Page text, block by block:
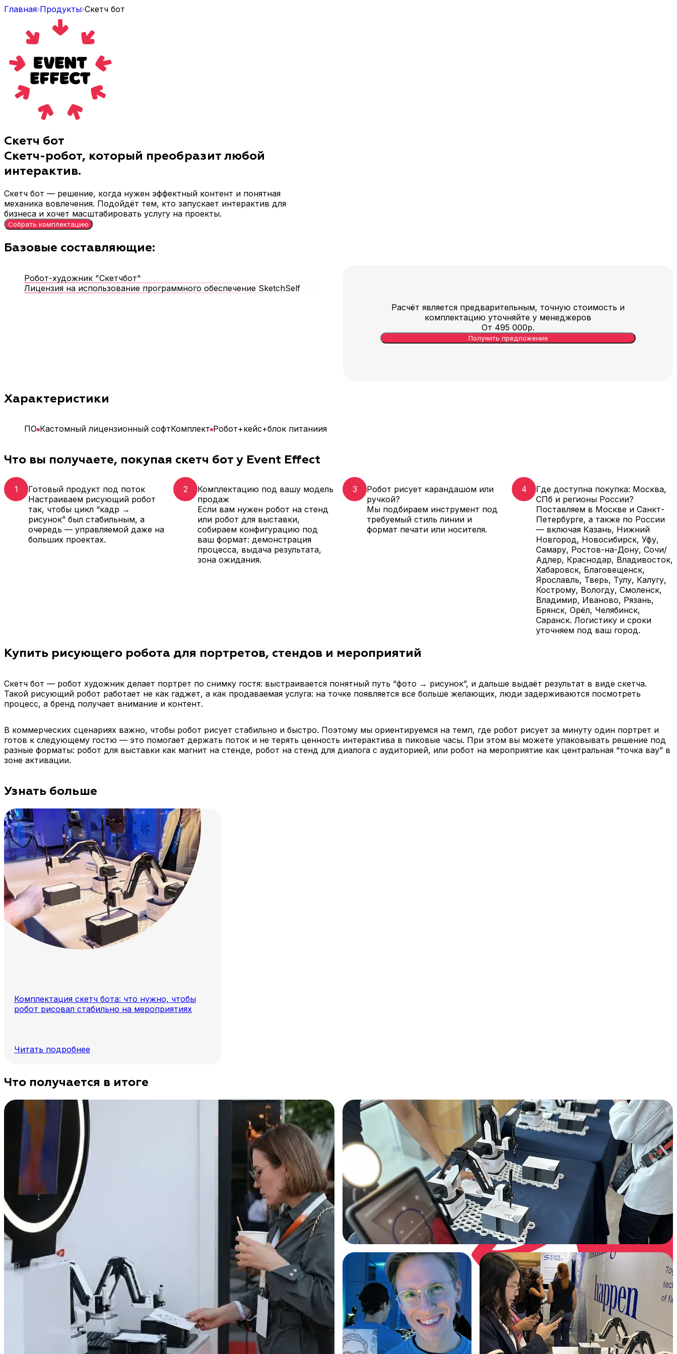
Главная Продукты Скетч бот
Скетч бот
Скетч-робот, который преобразит любой
интерактив.
Скетч бот — решение, когда нужен эффектный контент и понятная
механика вовлечения. Подойдёт тем, кто запускает интерактив для
бизнеса и хочет масштабировать услугу на проекты.
Собрать комплектацию
Базовые составляющие:
Робот-художник "Скетчбот"
Лицензия на использование программного обеспечение SketchSelf
Расчёт является предварительным, точную стоимость и
комплектацию уточняйте у менеджеров
От 495 000р.
Получить предложение
Характеристики
ПО Кастомный лицензионный софтКомплект Робот+кейс+блок питаниия
Что вы получаете, покупая скетч бот у Event Effect
1
Готовый продукт под поток
Настраиваем рисующий робот
так, чтобы цикл “кадр →
рисунок” был стабильным, а
очередь — управляемой даже на
больших проектах.
2
Комплектацию под вашу модель
продаж
Если вам нужен робот на стенд
или робот для выставки,
собираем конфигурацию под
ваш формат: демонстрация
процесса, выдача результата,
зона ожидания.
3
Робот рисует карандашом или
ручкой?
Мы подбираем инструмент под
требуемый стиль линии и
формат печати или носителя.
4
Где доступна покупка: Москва,
СПб и регионы России?
Поставляем в Москве и Санкт-
Петербурге, а также по России
— включая Казань, Нижний
Новгород, Новосибирск, Уфу,
Самару, Ростов-на-Дону, Сочи/
Адлер, Краснодар, Владивосток,
Хабаровск, Благовещенск,
Ярославль, Тверь, Тулу, Калугу,
Кострому, Вологду, Смоленск,
Владимир, Иваново, Рязань,
Брянск, Орёл, Челябинск,
Саранск. Логистику и сроки
уточняем под ваш город.
Купить рисующего робота для портретов, стендов и мероприятий
Скетч бот — робот художник делает портрет по снимку гостя: выстраивается понятный путь “фото → рисунок”, и дальше выдаёт результат в виде скетча.
Такой рисующий робот работает не как гаджет, а как продаваемая услуга: на точке появляется все больше желающих, люди задерживаются посмотреть
процесс, а бренд получает внимание и контент.
В коммерческих сценариях важно, чтобы робот рисует стабильно и быстро. Поэтому мы ориентируемся на темп, где робот рисует за минуту один портрет и
готов к следующему гостю — это помогает держать поток и не терять ценность интерактива в пиковые часы. При этом вы можете упаковывать решение под
разные форматы: робот для выставки как магнит на стенде, робот на стенд для диалога с аудиторией, или робот на мероприятие как центральная “точка вау” в
зоне активации.
Узнать больше
Комплектация скетч бота: что нужно, чтобы
робот рисовал стабильно на мероприятиях
Читать подробнее
Что получается в итоге